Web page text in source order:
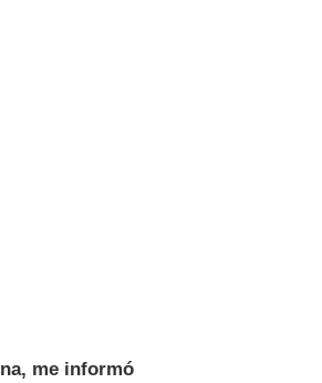
me informó